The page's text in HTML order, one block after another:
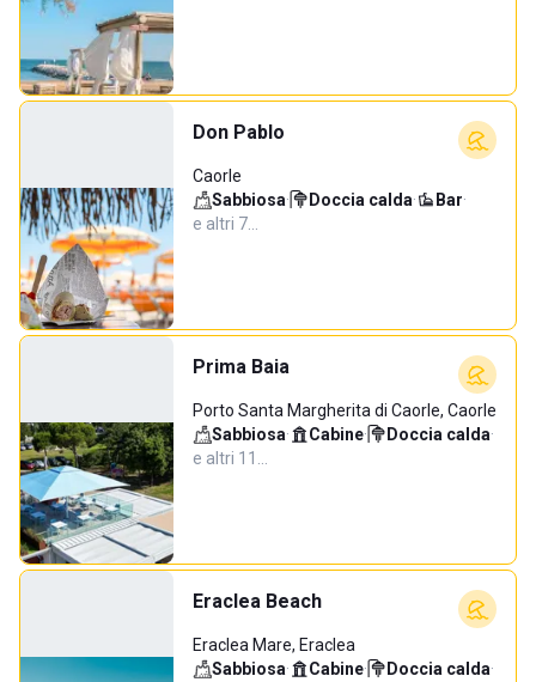
Don Pablo
Caorle
Sabbiosa· Doccia calda· Bar·
e altri 7…
Prima Baia
Porto Santa Margherita di Caorle, Caorle
Sabbiosa· Cabine· Doccia calda·
e altri 11…
Eraclea Beach
Eraclea Mare, Eraclea
Sabbiosa· Cabine· Doccia calda·